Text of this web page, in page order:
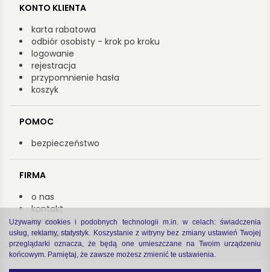
Używamy cookies i podobnych technologii m.in. w celach: świadczenia
usług, reklamy, statystyk. Koszystanie z witryny bez zmiany ustawień Twojej
przeglądarki oznacza, że będą one umieszczane na Twoim urządzeniu
końcowym. Pamiętaj, że zawsze możesz zmienić te ustawienia.
KONTO KLIENTA
karta rabatowa
odbiór osobisty - krok po kroku
logowanie
rejestracja
przypomnienie hasła
koszyk
POMOC
bezpieczeństwo
FIRMA
o nas
kontakt
kariera
współpraca